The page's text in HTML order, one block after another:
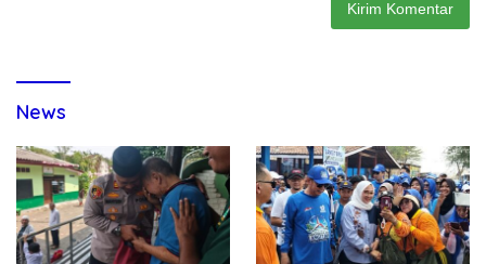
News